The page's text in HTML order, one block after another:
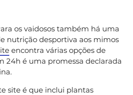
os vaidosos também há uma
nutrição desportiva aos mimos
encontra várias opções de
24h é uma promessa declarada
site é que inclui plantas